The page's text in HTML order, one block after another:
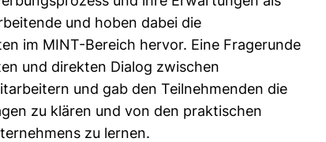
und hoben dabei die
im MINT-Bereich hervor. Eine Fragerunde
und direkten Dialog zwischen
und gab den Teilnehmenden die
zu klären und von den praktischen
zu lernen.